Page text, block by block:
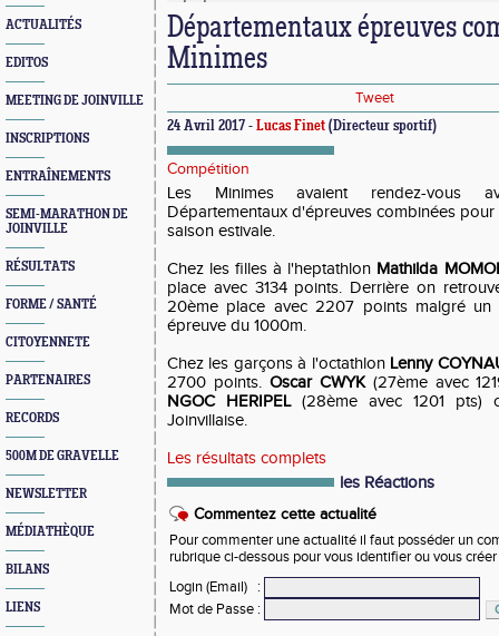
ACTUALITÉS
EDITOS
MEETING DE JOINVILLE
INSCRIPTIONS
ENTRAÎNEMENTS
SEMI-MARATHON DE
JOINVILLE
RÉSULTATS
FORME / SANTÉ
CITOYENNETE
PARTENAIRES
RECORDS
500M DE GRAVELLE
NEWSLETTER
MÉDIATHÈQUE
BILANS
LIENS
Départementaux épreuves
Minimes
Tweet
24 Avril 2017 - Lucas Finet (Directeur sportif)
Compétition
Les Minimes avaient rendez-vous
Départementaux d'épreuves combinées
saison estivale.
Chez les filles à l'heptathlon Mathilda
place avec 3134 points. Derrière on
20ème place avec 2207 points malgré
épreuve du 1000m.
Chez les garçons à l'octathlon Lenny
2700 points. Oscar CWYK(27ème avec
NGOC HERIPEL(28ème avec 1201 pts)
Joinvillaise.
Les résultats complets
les Réactions
Commentez cette actualité
Pour commenter une actualité il faut posséder un
rubrique ci-dessous pour vous identifier ou vous
Login (Email)
:
Mot de Passe :